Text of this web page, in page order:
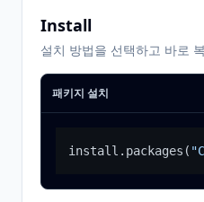
Install
설치 방법을 선택하고 바로
패키지 설치
install.packages (